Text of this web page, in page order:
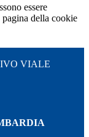
essere
della cookie
VIALE